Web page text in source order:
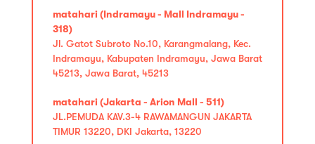
matahari (Indramayu - Mall Indramayu -
318)
Jl. Gatot Subroto No.10, Karangmalang, Kec.
Indramayu, Kabupaten Indramayu, Jawa Barat
45213, Jawa Barat, 45213
matahari (Jakarta - Arion Mall - 511)
JL.PEMUDA KAV.3-4 RAWAMANGUN JAKARTA
TIMUR 13220, DKI Jakarta, 13220